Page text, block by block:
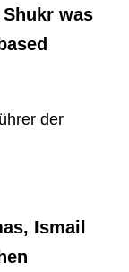
was
der
Ismail